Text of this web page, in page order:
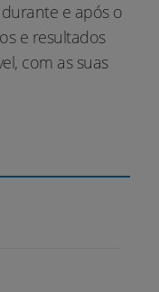
e após o
e resultados
com as suas